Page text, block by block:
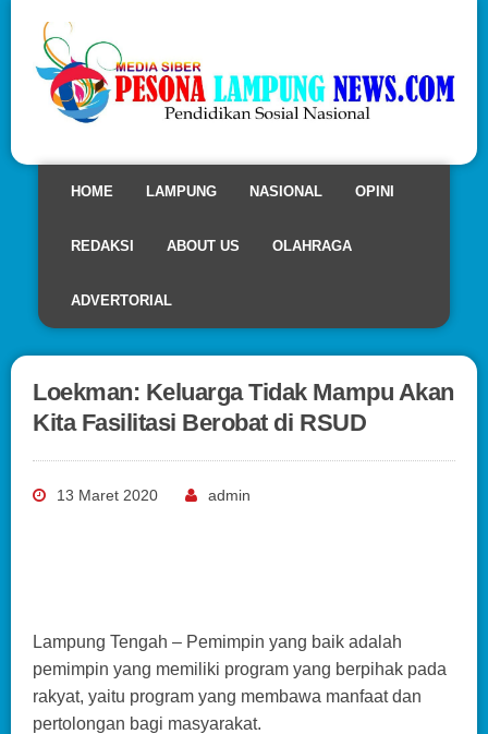
HOME LAMPUNG NASIONAL OPINI
REDAKSI ABOUT US OLAHRAGA
ADVERTORIAL
Loekman: Keluarga Tidak Mampu Akan
Kita Fasilitasi Berobat di RSUD
13 Maret 2020 admin
Lampung Tengah – Pemimpin yang baik adalah
pemimpin yang memiliki program yang berpihak pada
rakyat, yaitu program yang membawa manfaat dan
pertolongan bagi masyarakat.